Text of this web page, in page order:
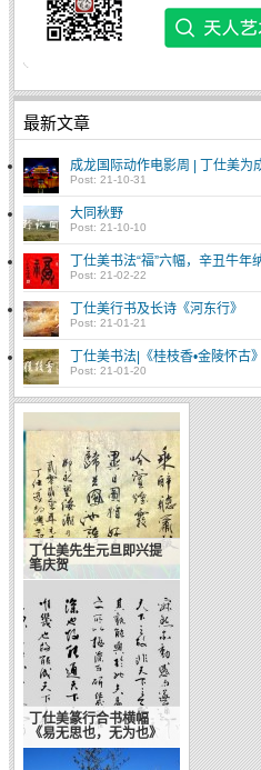
最新文章
成龙国际动作电影周 | 丁仕美为
Post: 21-10-31
大同秋野
Post: 21-10-10
丁仕美书法“福”六幅，辛丑牛年
Post: 21-02-22
丁仕美行书及长诗《河东行》
Post: 21-01-21
丁仕美书法|《桂枝香•金陵怀古》
Post: 21-01-20
丁仕美先生元旦即兴提
笔庆贺
丁仕美篆行合书横幅
《易无思也，无为也》